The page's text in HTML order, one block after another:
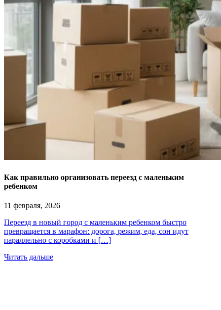
Как правильно организовать переезд с маленьким
ребенком
11 февраля, 2026
Переезд в новый город с маленьким ребенком быстро
превращается в марафон: дорога, режим, еда, сон идут
параллельно с коробками и […]
Читать дальше